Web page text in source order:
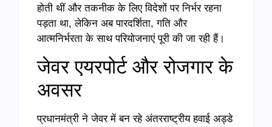
होती थीं और तकनीक के लिए विदेशों पर निर्भर रहना
पड़ता था, लेकिन अब पारदर्शिता, गति और
आत्मनिर्भरता के साथ परियोजनाएं पूरी की जा रही हैं।
जेवर एयरपोर्ट और रोजगार के
अवसर
प्रधानमंत्री ने जेवर में बन रहे अंतरराष्ट्रीय हवाई अड्डे